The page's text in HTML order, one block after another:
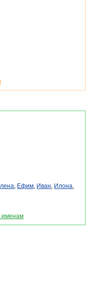
, Ефим, Иван, Илона,
именам